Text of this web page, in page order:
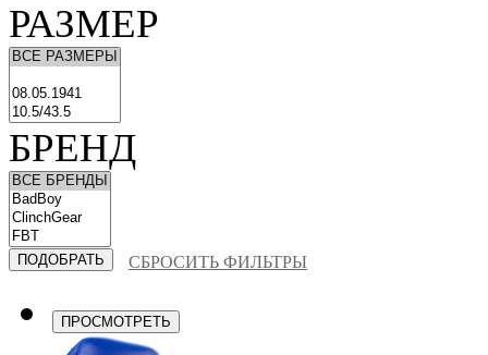
РАЗМЕР
БРЕНД
СБРОСИТЬ ФИЛЬТРЫ
ПРОСМОТРЕТЬ